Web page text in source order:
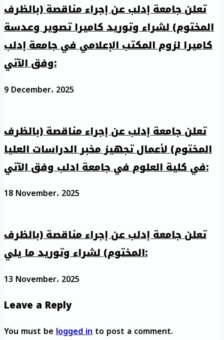
تعلن جامعة إدلب عن إجراء مناقصة (بالظرف
المختوم) لشراء وتوريد كاميرا تصوير وعدسة
كاميرا لزوم المكتب الإعلامي في جامعة إدلب
وفق الآتي:
9 December، 2025
تعلن جامعة إدلب عن إجراء مناقصة (بالظرف
المختوم) لأعمال تجهيز مخبر الدراسات العليا
في كلية العلوم في جامعة ادلب وفق الآتي:
18 November، 2025
تعلن جامعة إدلب عن إجراء مناقصة (بالظرف
المختوم) لشراء وتوريد ما يلي:
13 November، 2025
Leave a Reply
You must belogged into post a comment.